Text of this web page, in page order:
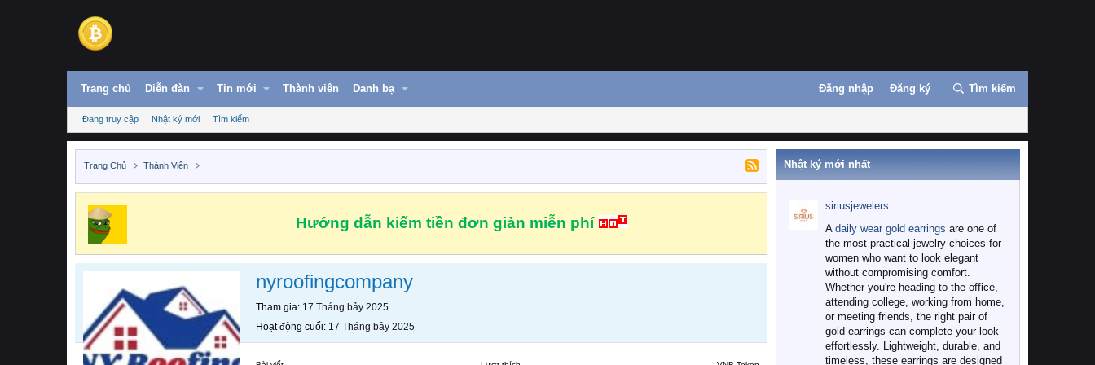
Trang chủ Diễn đàn Tin mới Thành viên Danh bạ Đăng nhập Đăng ký Tìm kiếm
Đang truy cập Nhật ký mới Tìm kiếm
Trang Chủ Thành Viên
Hướng dẫn kiếm tiền đơn giản miễn phí
nyroofingcompany
Tham gia 17 Tháng bảy 2025
Hoạt động cuối 17 Tháng bảy 2025
Nhật ký mới nhất
siriusjewelers
A daily wear gold earrings are one of
the most practical jewelry choices for
women who want to look elegant
without compromising comfort.
Whether you're heading to the office,
attending college, working from home,
or meeting friends, the right pair of
gold earrings can complete your look
effortlessly. Lightweight, durable, and
timeless, these earrings are designed